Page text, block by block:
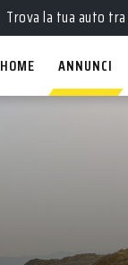
Trova la tua auto tra
HOME ANNUNCI